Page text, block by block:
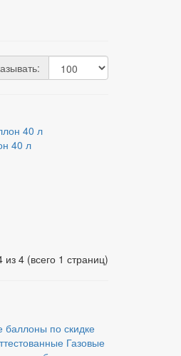
40 л
4 (всего 1 страниц)
баллоны по скидке
Газовые